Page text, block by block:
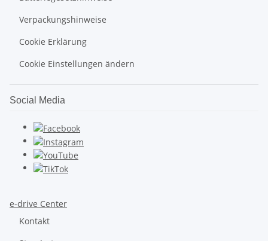
Verpackungshinweise
Cookie Erklärung
Cookie Einstellungen ändern
Social Media
e-drive Center
Kontakt